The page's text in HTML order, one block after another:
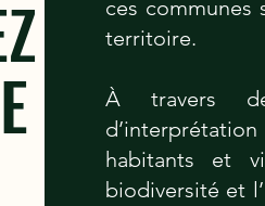
ces communes
territoire.
À travers
habitants et
biodiversité et